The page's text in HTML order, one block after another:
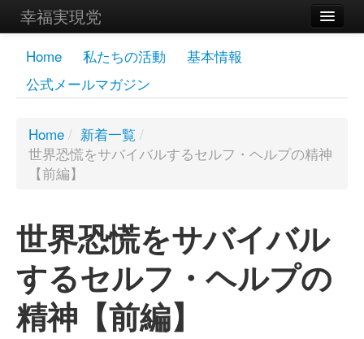
幸福実現党
メンバーズページ
党員
お問い合わせ
Home 私たちの活動
基本情報
公式メールマガジン
Home / 新着一覧 /
世界恐慌をサバイバルするセルフ・ヘルプの精神
【前編】
世界恐慌をサバイバル
するセルフ・ヘルプの
精神【前編】